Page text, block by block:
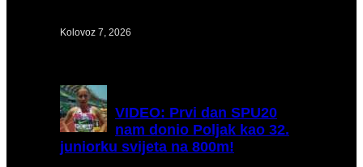
Kolovoz 7, 2026
VIDEO: Prvi dan SPU20
nam donio Poljak kao 32.
juniorku svijeta na 800m!